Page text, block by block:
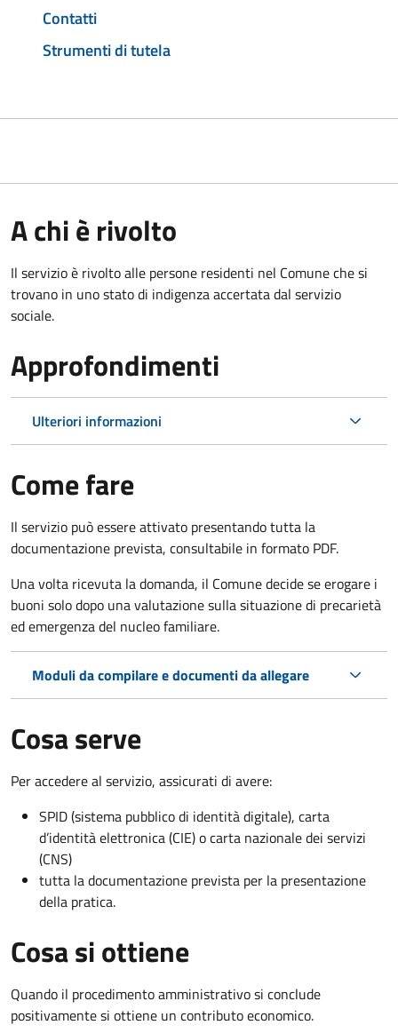
Contatti
Strumenti di tutela
A chi è rivolto
Il servizio è rivolto alle persone residenti nel Comune che si
trovano in uno stato di indigenza accertata dal servizio
sociale.
Approfondimenti
Ulteriori informazioni
Come fare
Il servizio può essere attivato presentando tutta la
documentazione prevista, consultabile in formato PDF.
Una volta ricevuta la domanda, il Comune decide se erogare i
buoni solo dopo una valutazione sulla situazione di precarietà
ed emergenza del nucleo familiare.
Moduli da compilare e documenti da allegare
Cosa serve
Per accedere al servizio, assicurati di avere:
SPID (sistema pubblico di identità digitale), carta
d’identità elettronica (CIE) o carta nazionale dei servizi
(CNS)
tutta la documentazione prevista per la presentazione
della pratica.
Cosa si ottiene
Quando il procedimento amministrativo si conclude
positivamente si ottiene un contributo economico.